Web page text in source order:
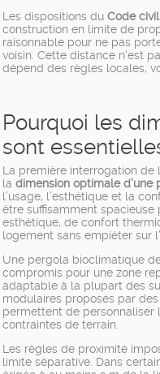
Les dispositions du Code
construction en limite de
raisonnable pour ne pas
voisin. Cette distance n'est
dépend des règles locales,
Pourquoi les
sont
La première interrogation de
la dimension optimale d’une
l’usage, l’esthétique et la
être suffisamment spacieuse
esthétique, de confort
logement sans empiéter sur
Une pergola bioclimatique
compromis pour une zone
adaptable à la plupart des
modulaires proposés par
permettent de personnaliser
contraintes de terrain.
Les règles de proximité
limite séparative. Dans